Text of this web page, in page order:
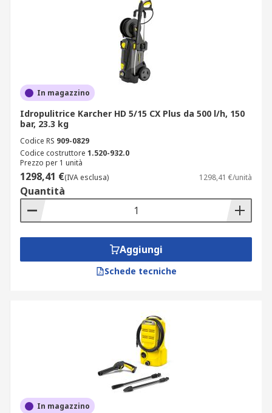
In magazzino
Idropulitrice Karcher HD 5/15 CX Plus da 500 l/h, 150
bar, 23.3 kg
Codice RS 909-0829
Codice costruttore 1.520-932.0
Prezzo per 1 unità
1298,41 €(IVA esclusa) 1298,41 €/unità
Quantità
Aggiungi
Schede tecniche
In magazzino